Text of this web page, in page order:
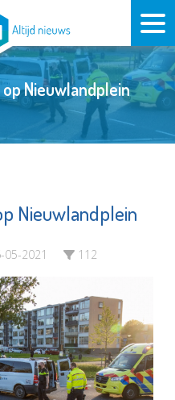
Nieuwlandplein
Nieuwlandplein
05-2021 112